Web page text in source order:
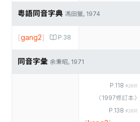
粵語同音字典 馮田獵, 1974
P.38
[gang2]
同音字彙 余秉昭, 1971
P.118 #2691
〈1997修訂本〉
P.138 #2691